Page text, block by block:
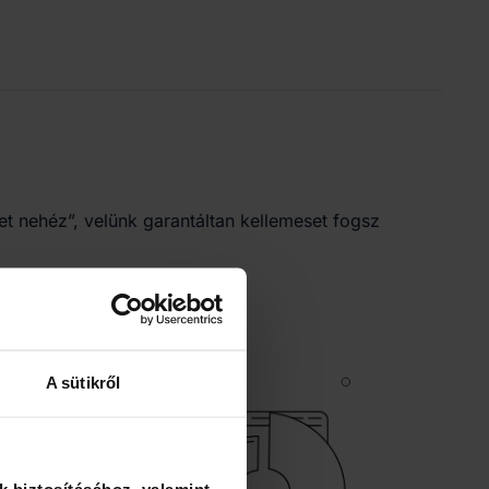
A sütikről
nehéz”, velünk garantáltan kellemeset fogsz